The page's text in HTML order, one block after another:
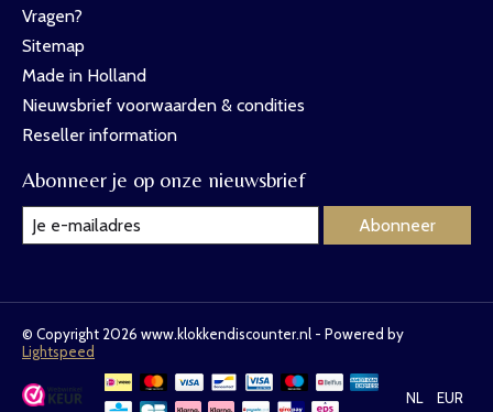
Vragen?
Sitemap
Made in Holland
Nieuwsbrief voorwaarden & condities
Reseller information
Abonneer je op onze nieuwsbrief
Abonneer
© Copyright 2026 www.klokkendiscounter.nl - Powered by
Lightspeed
NL EUR